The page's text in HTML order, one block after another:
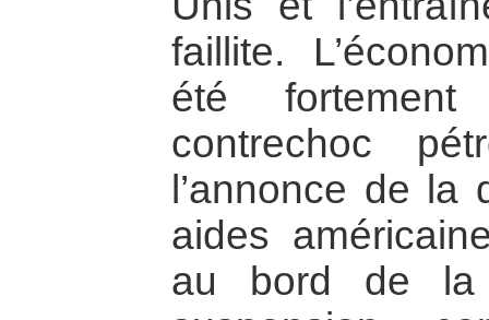
faillite.
été
contrechoc
l’annonce de
aides
au bord de la